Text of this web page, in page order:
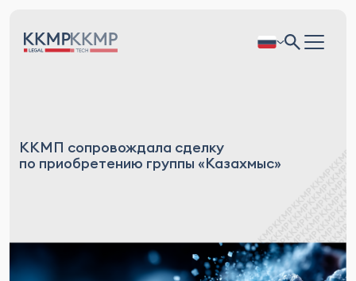
ККМП сопровождала сделку
по приобретению группы «Казахмыс»